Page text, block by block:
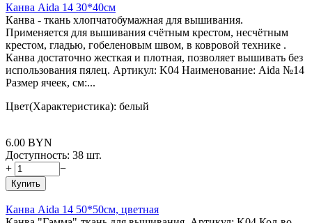
Канва Aida 14 30*40см
Канва - ткань хлопчатобумажная для вышивания.
Применяется для вышивания счётным крестом, несчётным
крестом, гладью, гобеленовым швом, в ковровой технике .
Канва достаточно жесткая и плотная, позволяет вышивать без
использования пялец. Артикул: K04 Наименование: Aida №14
Размер ячеек, см:...
Цвет(Характеристика): белый
6.00 BYN
Доступность: 38 шт.
+
−
Купить
Канва Aida 14 50*50см, цветная